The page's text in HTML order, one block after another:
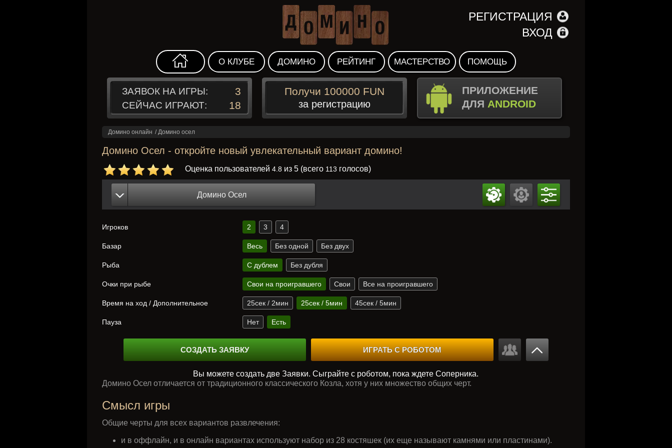
РЕГИСТРАЦИЯ
ВХОД
О КЛУБЕ ДОМИНО РЕЙТИНГ МАСТЕРСТВО ПОМОЩЬ
ЗАЯВОК НА ИГРЫ: 3
СЕЙЧАС ИГРАЮТ: 18
Получи 100000 FUN
за регистрацию
ПРИЛОЖЕНИЕ
ДЛЯ ANDROID
Домино онлайн / Домино осел
Домино Осел - откройте новый увлекательный вариант домино!
Оценка пользователей 4.8 из 5 (всего 113 голосов)
Домино Осел
Игроков 2 3 4
Базар Весь Без одной Без двух
Рыба С дублем Без дубля
Очки при рыбе Свои на проигравшего Свои Все на проигравшего
Время на ход / Дополнительное 25сек / 2мин 25сек / 5мин 45сек / 5мин
Пауза Нет Есть
СОЗДАТЬ ЗАЯВКУ ИГРАТЬ С РОБОТОМ
Вы можете создать две Заявки. Сыграйте с роботом, пока ждете Соперника.
Домино Осел отличается от традиционного классического Козла, хотя у них множество общих черт.
Смысл игры
Общие черты для всех вариантов развлечения:
и в оффлайн, и в онлайн вариантах используют набор из 28 костяшек (их еще называют камнями или пластинами).